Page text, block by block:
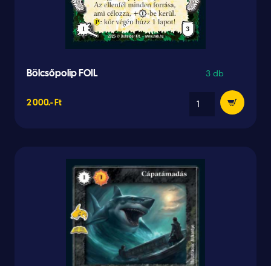
Bölcsőpolip FOIL 3 db
2 000.- Ft